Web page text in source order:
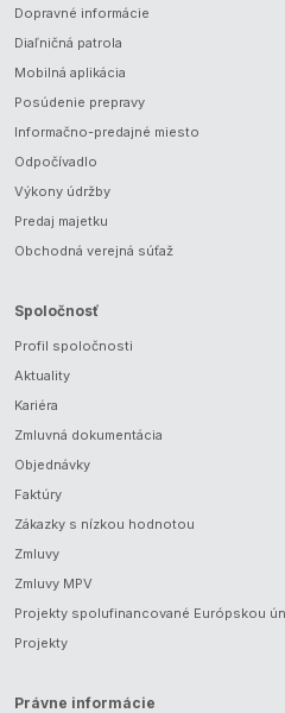
Dopravné informácie
Diaľničná patrola
Mobilná aplikácia
Posúdenie prepravy
Informačno-predajné miesto
Odpočívadlo
Výkony údržby
Predaj majetku
Obchodná verejná súťaž
Spoločnosť
Profil spoločnosti
Aktuality
Kariéra
Zmluvná dokumentácia
Objednávky
Faktúry
Zákazky s nízkou hodnotou
Zmluvy
Zmluvy MPV
Projekty spolufinancované Európskou
Projekty
Právne informácie